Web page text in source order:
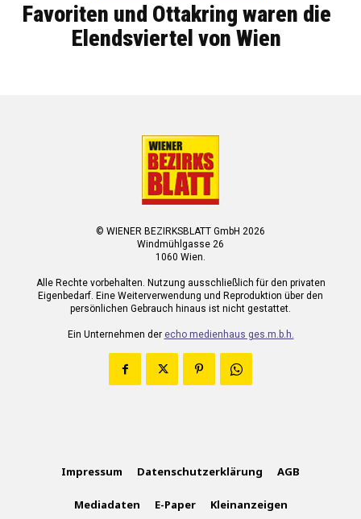
Favoriten und Ottakring waren die
Elendsviertel von Wien
© WIENER BEZIRKSBLATT GmbH 2026
Windmühlgasse 26
1060 Wien.
Alle Rechte vorbehalten. Nutzung ausschließlich für den privaten
Eigenbedarf. Eine Weiterverwendung und Reproduktion über den
persönlichen Gebrauch hinaus ist nicht gestattet.
Ein Unternehmen der echo medienhaus ges.m.b.h.
Impressum Datenschutzerklärung AGB
Mediadaten E-Paper Kleinanzeigen